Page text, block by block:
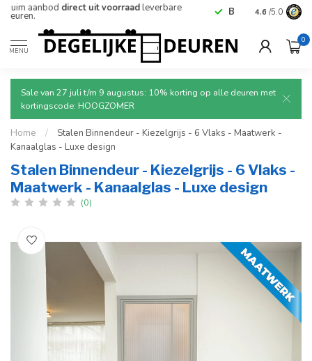
Betrouwbare enveiligelevering met tracking. 4.6 /5.0
MENU
0
Sale van 27 juli t/m 9 augustus: 10% korting op alle deuren met
kortingscode: HOOGZOMER
Home /
Stalen Binnendeur - Kiezelgrijs - 6 Vlaks - Maatwerk -
Kanaalglas - Luxe design
Stalen Binnendeur - Kiezelgrijs - 6 Vlaks -
Maatwerk - Kanaalglas - Luxe design
(0)